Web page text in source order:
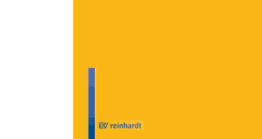
Fritz/Walter Hussy/David
Tobinski, 2014: Pädagogische